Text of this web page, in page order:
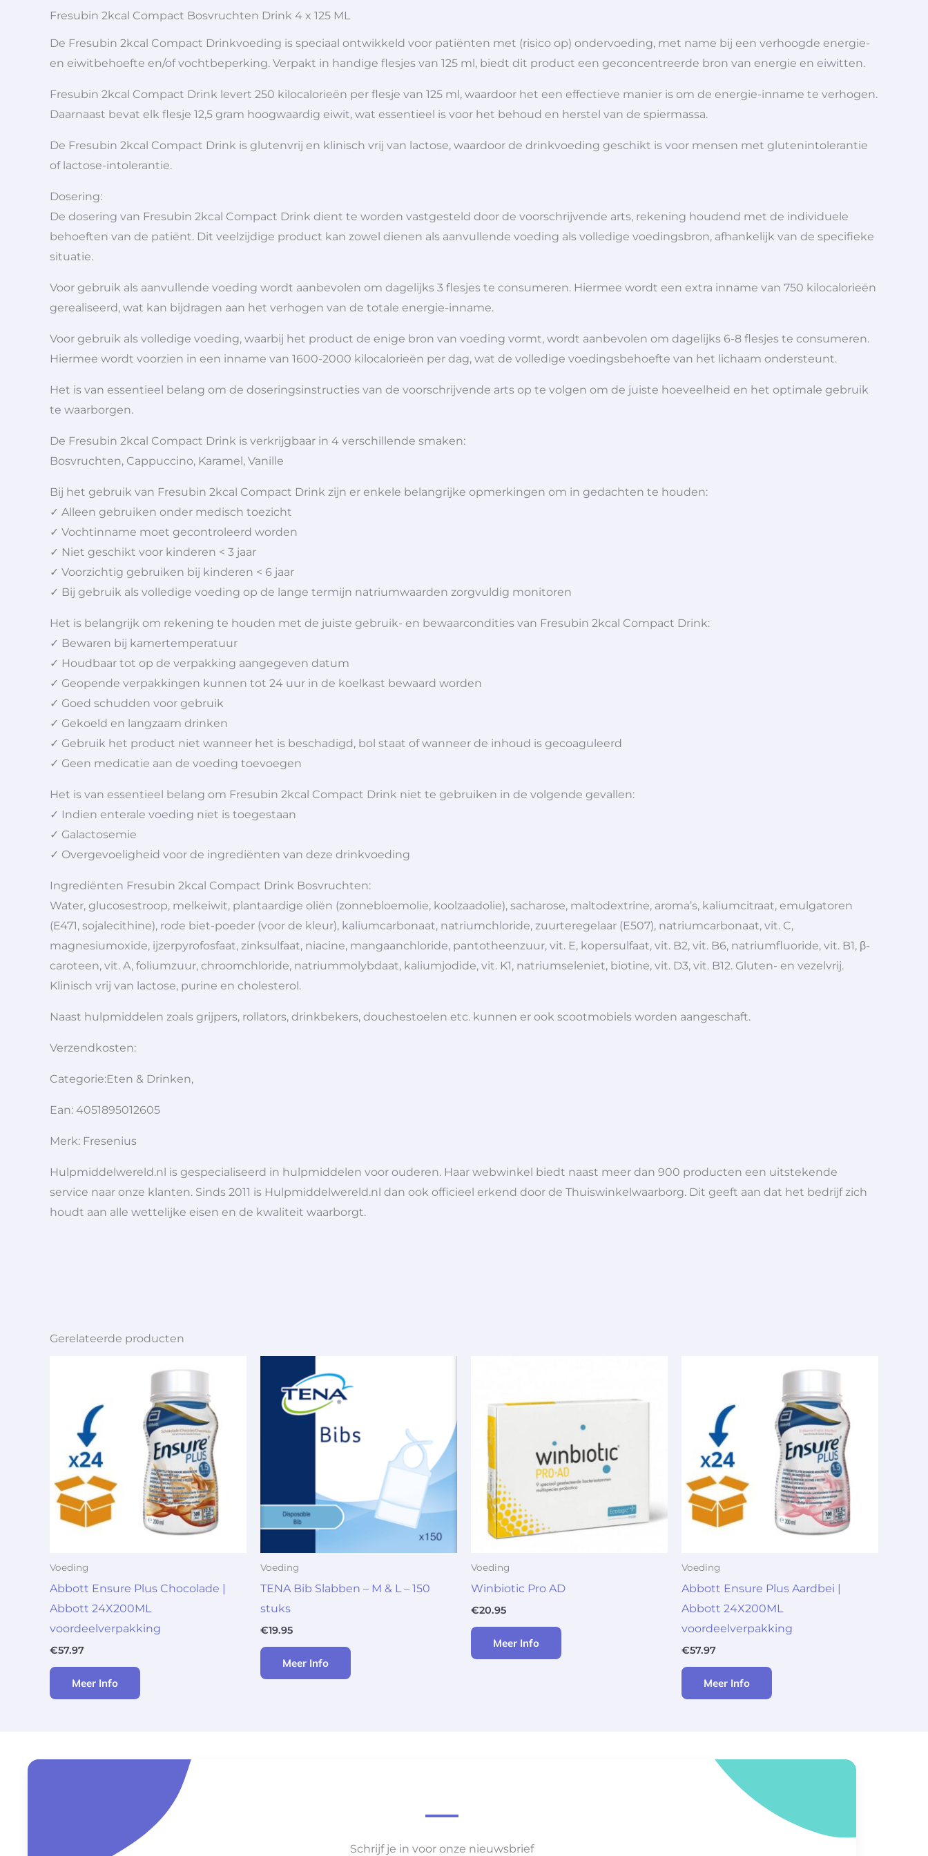
Fresubin 2kcal Compact Bosvruchten Drink 4 x 125 ML
De Fresubin 2kcal Compact Drinkvoeding is speciaal ontwikkeld voor patiënten met (risico op) ondervoeding, met name bij een verhoogde energie-
en eiwitbehoefte en/of vochtbeperking. Verpakt in handige flesjes van 125 ml, biedt dit product een geconcentreerde bron van energie en eiwitten.
Fresubin 2kcal Compact Drink levert 250 kilocalorieën per flesje van 125 ml, waardoor het een effectieve manier is om de energie-inname te verhogen.
Daarnaast bevat elk flesje 12,5 gram hoogwaardig eiwit, wat essentieel is voor het behoud en herstel van de spiermassa.
De Fresubin 2kcal Compact Drink is glutenvrij en klinisch vrij van lactose, waardoor de drinkvoeding geschikt is voor mensen met glutenintolerantie
of lactose-intolerantie.
Dosering:
De dosering van Fresubin 2kcal Compact Drink dient te worden vastgesteld door de voorschrijvende arts, rekening houdend met de individuele
behoeften van de patiënt. Dit veelzijdige product kan zowel dienen als aanvullende voeding als volledige voedingsbron, afhankelijk van de specifieke
situatie.
Voor gebruik als aanvullende voeding wordt aanbevolen om dagelijks 3 flesjes te consumeren. Hiermee wordt een extra inname van 750 kilocalorieën
gerealiseerd, wat kan bijdragen aan het verhogen van de totale energie-inname.
Voor gebruik als volledige voeding, waarbij het product de enige bron van voeding vormt, wordt aanbevolen om dagelijks 6-8 flesjes te consumeren.
Hiermee wordt voorzien in een inname van 1600-2000 kilocalorieën per dag, wat de volledige voedingsbehoefte van het lichaam ondersteunt.
Het is van essentieel belang om de doseringsinstructies van de voorschrijvende arts op te volgen om de juiste hoeveelheid en het optimale gebruik
te waarborgen.
De Fresubin 2kcal Compact Drink is verkrijgbaar in 4 verschillende smaken:
Bosvruchten, Cappuccino, Karamel, Vanille
Bij het gebruik van Fresubin 2kcal Compact Drink zijn er enkele belangrijke opmerkingen om in gedachten te houden:
✓ Alleen gebruiken onder medisch toezicht
✓ Vochtinname moet gecontroleerd worden
✓ Niet geschikt voor kinderen < 3 jaar
✓ Voorzichtig gebruiken bij kinderen < 6 jaar
✓ Bij gebruik als volledige voeding op de lange termijn natriumwaarden zorgvuldig monitoren
Het is belangrijk om rekening te houden met de juiste gebruik- en bewaarcondities van Fresubin 2kcal Compact Drink:
✓ Bewaren bij kamertemperatuur
✓ Houdbaar tot op de verpakking aangegeven datum
✓ Geopende verpakkingen kunnen tot 24 uur in de koelkast bewaard worden
✓ Goed schudden voor gebruik
✓ Gekoeld en langzaam drinken
✓ Gebruik het product niet wanneer het is beschadigd, bol staat of wanneer de inhoud is gecoaguleerd
✓ Geen medicatie aan de voeding toevoegen
Het is van essentieel belang om Fresubin 2kcal Compact Drink niet te gebruiken in de volgende gevallen:
✓ Indien enterale voeding niet is toegestaan
✓ Galactosemie
✓ Overgevoeligheid voor de ingrediënten van deze drinkvoeding
Ingrediënten Fresubin 2kcal Compact Drink Bosvruchten:
Water, glucosestroop, melkeiwit, plantaardige oliën (zonnebloemolie, koolzaadolie), sacharose, maltodextrine, aroma’s, kaliumcitraat, emulgatoren
(E471, sojalecithine), rode biet-poeder (voor de kleur), kaliumcarbonaat, natriumchloride, zuurteregelaar (E507), natriumcarbonaat, vit. C,
magnesiumoxide, ijzerpyrofosfaat, zinksulfaat, niacine, mangaanchloride, pantotheenzuur, vit. E, kopersulfaat, vit. B2, vit. B6, natriumfluoride, vit. B1, β-
caroteen, vit. A, foliumzuur, chroomchloride, natriummolybdaat, kaliumjodide, vit. K1, natriumseleniet, biotine, vit. D3, vit. B12. Gluten- en vezelvrij.
Klinisch vrij van lactose, purine en cholesterol.
Naast hulpmiddelen zoals grijpers, rollators, drinkbekers, douchestoelen etc. kunnen er ook scootmobiels worden aangeschaft.
Verzendkosten:
Categorie:Eten & Drinken,
Ean: 4051895012605
Merk: Fresenius
Hulpmiddelwereld.nl is gespecialiseerd in hulpmiddelen voor ouderen. Haar webwinkel biedt naast meer dan 900 producten een uitstekende
service naar onze klanten. Sinds 2011 is Hulpmiddelwereld.nl dan ook officieel erkend door de Thuiswinkelwaarborg. Dit geeft aan dat het bedrijf zich
houdt aan alle wettelijke eisen en de kwaliteit waarborgt.
Gerelateerde producten
Voeding
Abbott Ensure Plus Chocolade |
Abbott 24X200ML
voordeelverpakking
€57.97
Meer Info
Voeding
TENA Bib Slabben – M & L – 150
stuks
€19.95
Meer Info
Voeding
Winbiotic Pro AD
€20.95
Meer Info
Voeding
Abbott Ensure Plus Aardbei |
Abbott 24X200ML
voordeelverpakking
€57.97
Meer Info
Schrijf je in voor onze nieuwsbrief